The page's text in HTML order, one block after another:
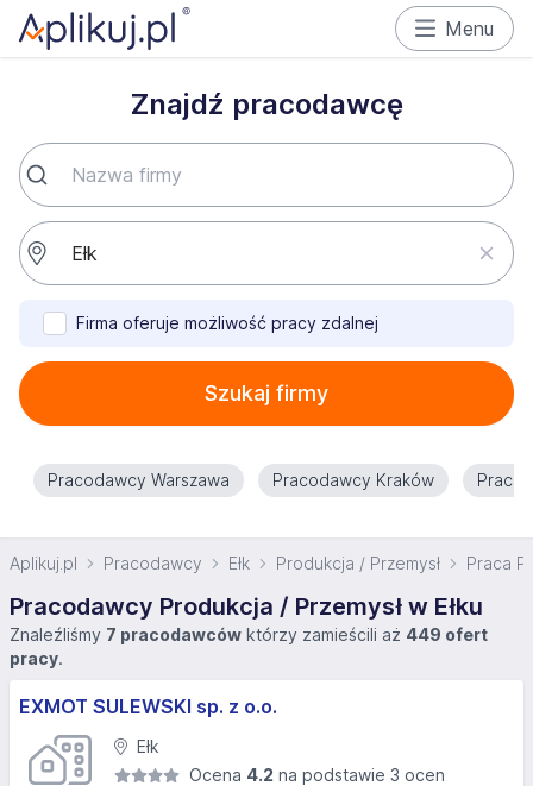
Menu
Znajdź pracodawcę
Firma oferuje możliwość pracy zdalnej
Szukaj firmy
Pracodawcy Warszawa Pracodawcy Kraków
Aplikuj.pl Pracodawcy Ełk Produkcja / Przemysł Praca
Pracodawcy Produkcja / Przemysł w Ełku
Znaleźliśmy 7 pracodawców którzy zamieścili aż 449 ofert
pracy.
EXMOT SULEWSKI sp. z o.o.
Ełk
Ocena 4.2 na podstawie 3 ocen